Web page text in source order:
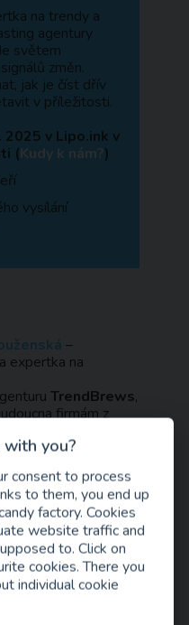
na trendy a
agentury
světem
změn.
jak je číst dřív
v příležitosti.
v Lipo.ink v
(Kudy k nám?)
vysílání
–
expertka na
TrendBrews,
firmám z
působí v
Sedí v poradních
i neziskových
Press.
you?
consent to process
to them, you end up
factory. Cookies
website traffic and
to. Click on
cookies. There you
individual cookie